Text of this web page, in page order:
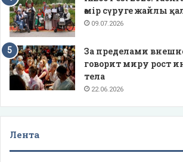
өмір сүруге жайлы
09.07.2026
За пределами
говорит миру рост
тела
22.06.2026
Лента